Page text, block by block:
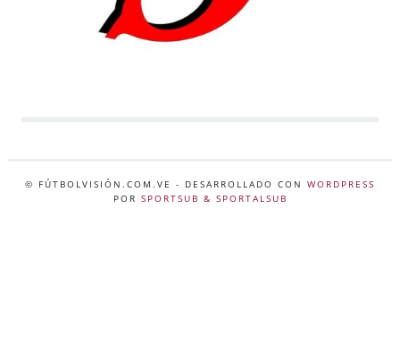
© FÚTBOLVISIÓN.COM.VE - DESARROLLADO CON WORDPRESS
POR SPORTSUB & SPORTALSUB